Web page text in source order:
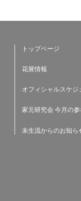
トップページ
花展情報
オフィシャルスケジ
家元研究会 今月の
未生流からのお知ら